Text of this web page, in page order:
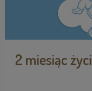
2 miesiąc